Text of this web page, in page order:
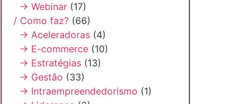
→ Webinar (17)
/ Como faz? (66)
→ Aceleradoras (4)
→ E-commerce (10)
→ Estratégias (13)
→ Gestão (33)
→ Intraempreendedorismo (1)